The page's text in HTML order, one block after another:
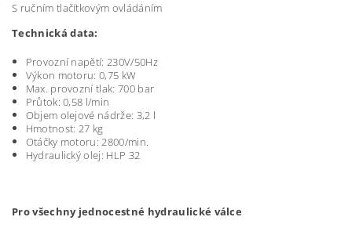
S ručním tlačítkovým ovládáním
Technická data:
Provozní napětí: 230V/50Hz
Výkon motoru: 0,75 kW
Max. provozní tlak: 700 bar
Průtok: 0,58 l/min
Objem olejové nádrže: 3,2 l
Hmotnost: 27 kg
Otáčky motoru: 2800/min.
Hydraulický olej: HLP 32
Pro všechny jednocestné hydraulické válce